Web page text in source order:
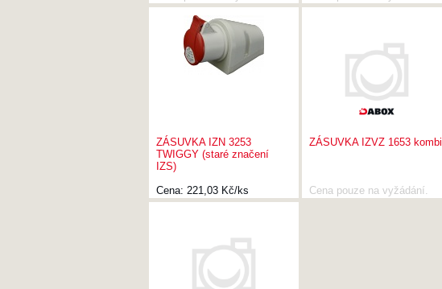
ZÁSUVKA IZN 3253
TWIGGY (staré značení
IZS)
Cena: 221,03 Kč/ks
ZÁSUVKA IZVZ 1653 kombi
Cena pouze na vyžádání.